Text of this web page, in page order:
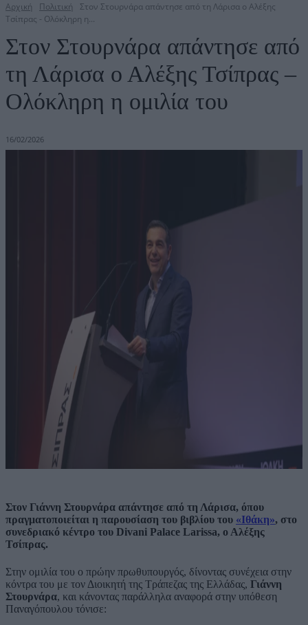
Αρχική Πολιτική
Στον Στουρνάρα απάντησε από τη Λάρισα ο Αλέξης
Τσίπρας - Ολόκληρη η...
Στον Στουρνάρα απάντησε από
τη Λάρισα ο Αλέξης Τσίπρας –
Ολόκληρη η ομιλία του
16/02/2026
Στον Γιάννη Στουρνάρα απάντησε από τη Λάρισα, όπου
πραγματοποιείται η παρουσίαση του βιβλίου του «Ιθάκη», στο
συνεδριακό κέντρο του Divani Palace Larissa, ο Αλέξης
Τσίπρας.
Στην ομιλία του ο πρώην πρωθυπουργός, δίνοντας συνέχεια στην
κόντρα του με τον Διοικητή της Τράπεζας της Ελλάδας, Γιάννη
Στουρνάρα, και κάνοντας παράλληλα αναφορά στην υπόθεση
Παναγόπουλου τόνισε: